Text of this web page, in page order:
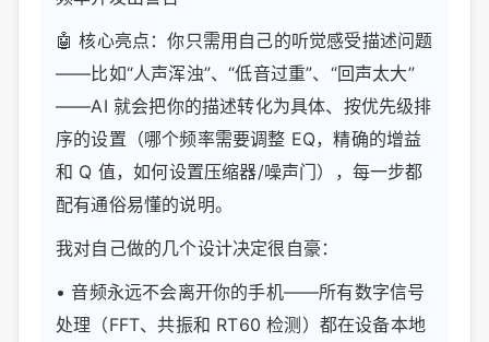
🤖 核心亮点：你只需用自己的听觉感受描述问题
——比如“人声浑浊”、“低音过重”、“回声太大”
——AI 就会把你的描述转化为具体、按优先级排
序的设置（哪个频率需要调整 EQ，精确的增益
和 Q 值，如何设置压缩器/噪声门），每一步都
配有通俗易懂的说明。
我对自己做的几个设计决定很自豪：
• 音频永远不会离开你的手机——所有数字信号
处理（FFT、共振和 RT60 检测）都在设备本地